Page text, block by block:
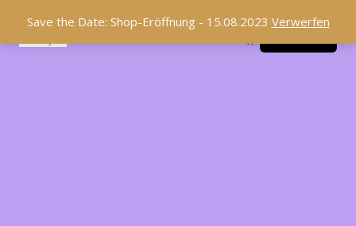
Save the Date: Shop-Eröffnung - 15.08.2023 Verwerfen
Creative Boutique LinkedIn
Instagram
Facebook